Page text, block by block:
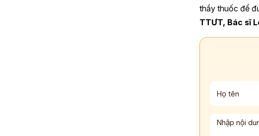
thầy thuốc để
TTƯT, Bác sĩ